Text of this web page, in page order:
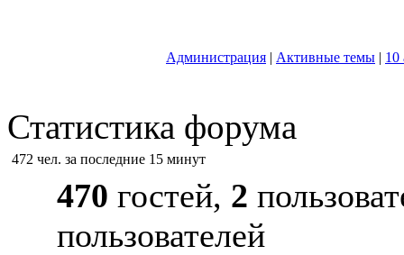
Администрация | Активные темы | 10
Статистика форума
472 чел. за последние 15 минут
470 гостей, 2
пользователей